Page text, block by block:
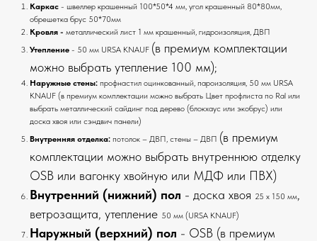
Каркас - швеллер крашенный 100*50*4 мм, угол крашенный 80*80мм,
обрешетка брус 50*70мм
Кровля - металлический лист 1 мм крашенный, гидроизоляция, ДВП
Утепление - 50 мм URSA KNAUF (в премиум комплектации
можно выбрать утепление 100 мм);
Наружные стены: профнастил оцинкованный, пароизоляция, 50 мм URSA
KNAUF (в премиум комплектации можно выбрать Цвет профлиста по Ral или
выбрать металлический сайдинг под дерево (блокхаус или экобрус) или
доска хвоя или сэндвич панели)
Внутренняя отделка: потолок – ДВП, стены – ДВП (в премиум
комплектации можно выбрать внутреннюю отделку
OSB или вагонку хвойную или МДФ или ПВХ)
Внутренний (нижний) пол - доска хвоя 25 х 150 мм,
ветрозащита, утепление 50 мм (URSA KNAUF)
Наружный (верхний) пол - OSB (в премиум